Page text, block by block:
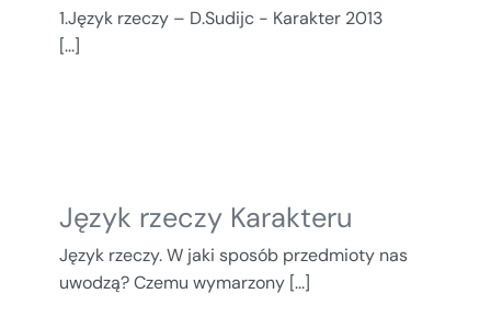
1.Język rzeczy – D.Sudijc - Karakter 2013
[...]
Język rzeczy Karakteru
Język rzeczy. W jaki sposób przedmioty nas
uwodzą? Czemu wymarzony [...]